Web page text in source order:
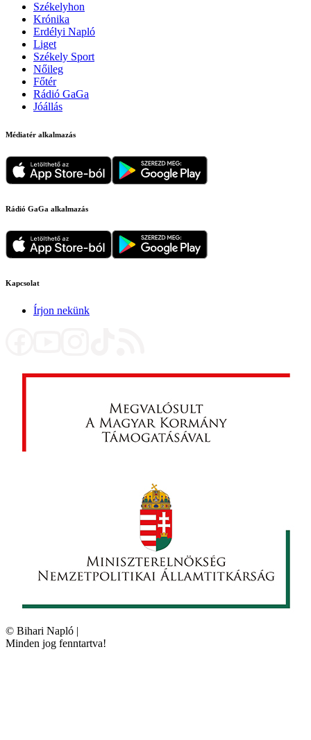
Székelyhon
Krónika
Erdélyi Napló
Liget
Székely Sport
Nőileg
Főtér
Rádió GaGa
Jóállás
Médiatér alkalmazás
Rádió GaGa alkalmazás
Kapcsolat
Írjon nekünk
© Bihari Napló |
Minden jog fenntartva!